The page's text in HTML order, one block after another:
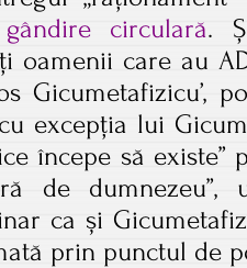
gândire circulară.
oamenii care au
Gicumetafizicu’,
excepția lui
începe să existe”
de dumnezeu”,
ca și
prin punctul de